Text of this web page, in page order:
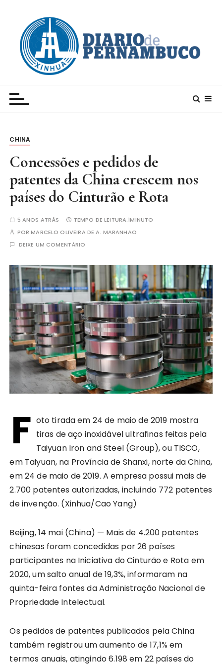
CHINA
Concessões e pedidos de
patentes da China crescem nos
países do Cinturão e Rota
5 ANOS ATRÁS TEMPO DE LEITURA:1MINUTO
PORMARCELO OLIVEIRA DE A. MARANHAO
DEIXE UM COMENTÁRIO
F oto tirada em 24 de maio de 2019 mostra
tiras de aço inoxidável ultrafinas feitas pela
Taiyuan Iron and Steel (Group), ou TISCO,
em Taiyuan, na Província de Shanxi, norte da China,
em 24 de maio de 2019. A empresa possui mais de
2.700 patentes autorizadas, incluindo 772 patentes
de invenção. (Xinhua/Cao Yang)
Beijing, 14 mai (China) — Mais de 4.200 patentes
chinesas foram concedidas por 26 países
participantes na Iniciativa do Cinturão e Rota em
2020, um salto anual de 19,3%, informaram na
quinta-feira fontes da Administração Nacional de
Propriedade Intelectual.
Os pedidos de patentes publicados pela China
também registrou um aumento de 17,1% em
termos anuais, atingindo 6.198 em 22 países do